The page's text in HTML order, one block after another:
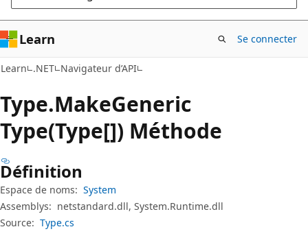
Learn Se connecter
Learn .NET Navigateur d’API
Type.MakeGeneric
Type(Type[]) Méthode
Définition
Espace de noms: System
Assemblys: netstandard.dll, System.Runtime.dll
Source: Type.cs